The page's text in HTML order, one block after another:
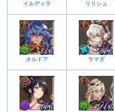
イルディラ リリシュ
オルドア ラマダ